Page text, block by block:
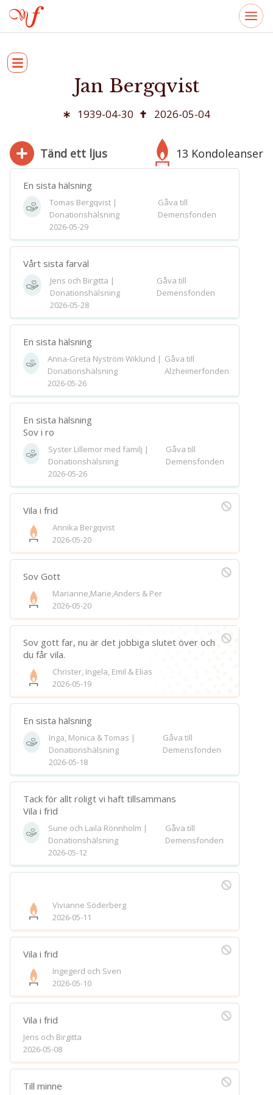
Jan Bergqvist
1939-04-30 2026-05-04
Tänd ett ljus 13 Kondoleanser
280
Jag har läst och accepterar villkoren
Spara
Välj bakgrund
En sista hälsning
Tomas Bergqvist |
Donationshälsning
2026-05-29
Gåva till
Demensfonden
Vårt sista farväl
Jens och Birgitta |
Donationshälsning
2026-05-28
Gåva till
Demensfonden
En sista hälsning
Anna-Greta Nyström Wiklund |
Donationshälsning
2026-05-26
Gåva till
Alzheimerfonden
En sista hälsning
Sov i ro
Syster Lillemor med familj |
Donationshälsning
2026-05-26
Gåva till
Demensfonden
Vila i frid
Annika Bergqvist
2026-05-20
Sov Gott
Marianne,Marie,Anders & Per
2026-05-20
Sov gott far, nu är det jobbiga slutet över och
du får vila.
Christer, Ingela, Emil & Elias
2026-05-19
En sista hälsning
Inga, Monica & Tomas |
Donationshälsning
2026-05-18
Gåva till
Demensfonden
Tack för allt roligt vi haft tillsammans
Vila i frid
Sune och Laila Rönnholm |
Donationshälsning
2026-05-12
Gåva till
Demensfonden
Vivianne Söderberg
2026-05-11
Vila i frid
Ingegerd och Sven
2026-05-10
Vila i frid
Jens och Birgitta
2026-05-08
Till minne